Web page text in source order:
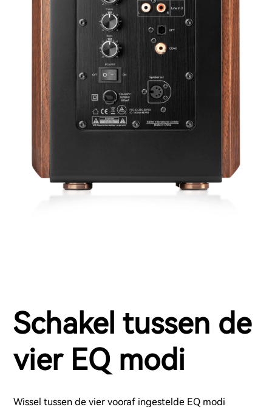
Schakel tussen de
vier EQ modi
Wissel tussen de vier vooraf ingestelde EQ modi